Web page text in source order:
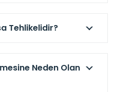
Tehlikelidir?
Neden Olan